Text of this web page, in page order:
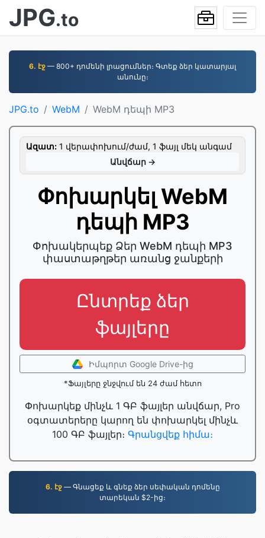
JPG.to
6. էջ — 800+ դոմենի լրացումներ։ Գտեք ձեր կատարյալ
անունը։
JPG.to WebM WebM դեպի MP3
Ազատ: 1 վերափոխում/ժամ, 1 ֆայլ մեկ անգամ
Անվճար →
Փոխարկել WebM
դեպի MP3
Փոխակերպեք Ձեր WebM դեպի MP3
փաստաթղթեր առանց ջանքերի
Ընտրեք ձեր
ֆայլերը
Իմպորտ Google Drive-ից
*Ֆայլերը ջնջվում են 24 ժամ հետո
Փոխարկեք մինչև 1 ԳԲ ֆայլեր անվճար, Pro
օգտատերերը կարող են փոխարկել մինչև
100 ԳԲ ֆայլեր։ Գրանցվեք հիմա։
6. էջ— Գնացեք և գնեք ձեր սեփական դոմենը
տարեկան $2-ից։